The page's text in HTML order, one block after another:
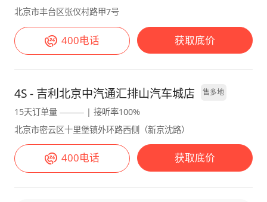
北京市丰台区张仪村路甲7号
400电话 获取底价
4S - 吉利北京中汽通汇排山汽车城店 售多地
15天订单量
| 接听率100%
北京市密云区十里堡镇外环路西侧（新京沈路）
400电话 获取底价